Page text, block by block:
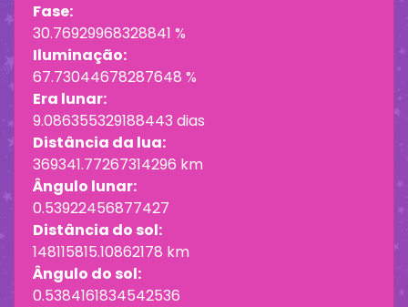
Fase:
30.76929968328841 %
Iluminação:
67.73044678287648 %
Era lunar:
9.086355329188443 dias
Distância da lua:
369341.77267314296 km
Ângulo lunar:
0.53922456877427
Distância do sol:
148115815.10862178 km
Ângulo do sol:
0.5384161834542536